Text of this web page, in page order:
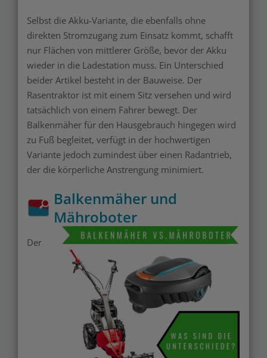
Selbst die Akku-Variante, die ebenfalls ohne
direkten Stromzugang zum Einsatz kommt, schafft
nur Flächen von mittlerer Größe, bevor der Akku
wieder in die Ladestation muss. Ein Unterschied
beider Artikel besteht in der Bauweise. Der
Rasentraktor ist mit einem Sitz versehen und wird
tatsächlich von einem Fahrer bewegt. Der
Balkenmäher für den Hausgebrauch hingegen wird
zu Fuß begleitet, verfügt in der hochwertigen
Variante jedoch zumindest über einen Radantrieb,
der die körperliche Anstrengung minimiert.
Balkenmäher und
Mähroboter
Merken
Der